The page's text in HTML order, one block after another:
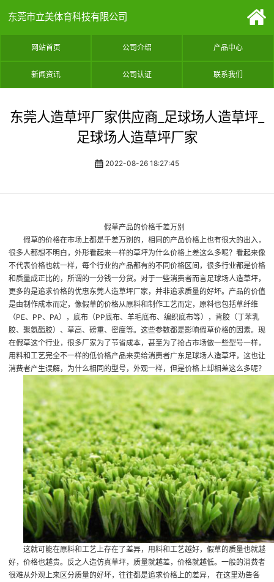
东莞市立美体育科技有限公司
网站首页 公司介绍 产品中心
新闻资讯 公司认证 联系我们
东莞人造草坪厂家供应商_足球场人造草坪_
足球场人造草坪厂家
2022-08-26 18:27:45
假草产品的价格千差万别
假草的价格在市场上都是千差万别的，相同的产品价格上也有很大的出入，
很多人都想不明白，外形看起来一样的草坪为什么价格上差这么多呢？看起来像
不代表价格也就一样，每个行业的产品都有的不同价格区间，很多行业都是价格
和质量成正比的，所谓的一分钱一分货。对于一些消费者而言足球场人造草坪，
更多的是追求价格的优惠东莞人造草坪厂家 ，并非追求质量的好坏。产品的价值
是由制作成本而定，像假草的价格从原料和制作工艺而定，原料也包括草纤维
（PE、PP、PA），底布（PP底布、羊毛底布、编织底布等），背胶（丁苯乳
胶、聚氨酯胶）、草高、磅重、密度等。这些参数都是影响假草价格的因素。现
在假草这个行业，很多厂家为了节省成本，甚至为了抢占市场做一些型号一样，
用料和工艺完全不一样的低价格产品来卖给消费者广东足球场人造草坪，这也让
消费者产生误解，为什么相同的型号，外观一样，但是价格上却相差这么多呢？
这就可能在原料和工艺上存在了差异，用料和工艺越好，假草的质量也就越
好，价格也越贵。反之人造仿真草坪，质量就越差，价格就越低。一般的消费者
很难从外观上来区分质量的好坏，往往都是追求价格上的差异， 在这里劝告各